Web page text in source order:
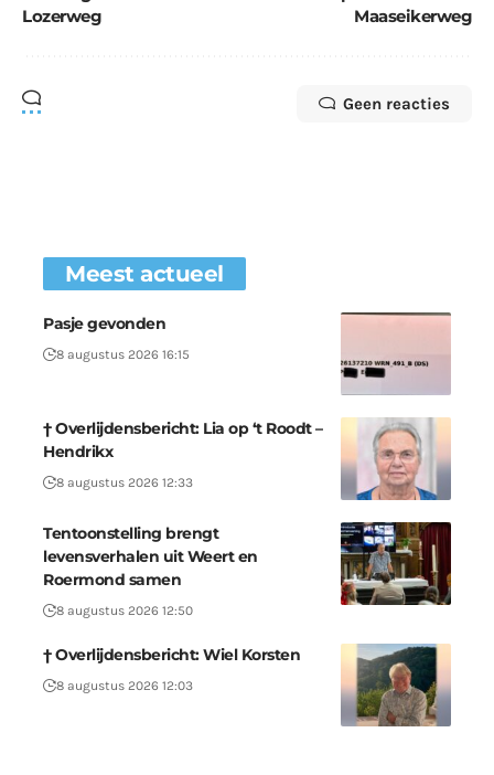
Lozerweg
Maaseikerweg
Geen reacties
Meest actueel
Pasje gevonden
8 augustus 2026 16:15
† Overlijdensbericht: Lia op ‘t Roodt –
Hendrikx
8 augustus 2026 12:33
Tentoonstelling brengt
levensverhalen uit Weert en
Roermond samen
8 augustus 2026 12:50
† Overlijdensbericht: Wiel Korsten
8 augustus 2026 12:03